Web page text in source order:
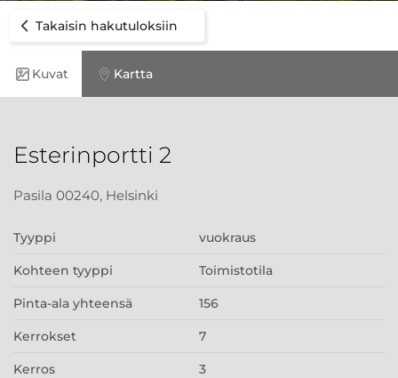
Takaisin hakutuloksiin
Kuvat Kartta
Esterinportti 2
Pasila 00240, Helsinki
Tyyppi vuokraus
Kohteen tyyppi Toimistotila
Pinta-ala yhteensä 156
Kerrokset 7
Kerros 3